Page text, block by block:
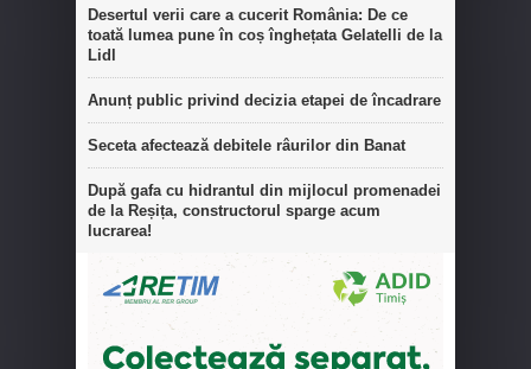
Desertul verii care a cucerit România: De ce
toată lumea pune în coș înghețata Gelatelli de la
Lidl
Anunț public privind decizia etapei de încadrare
Seceta afectează debitele râurilor din Banat
După gafa cu hidrantul din mijlocul promenadei
de la Reșița, constructorul sparge acum
lucrarea!